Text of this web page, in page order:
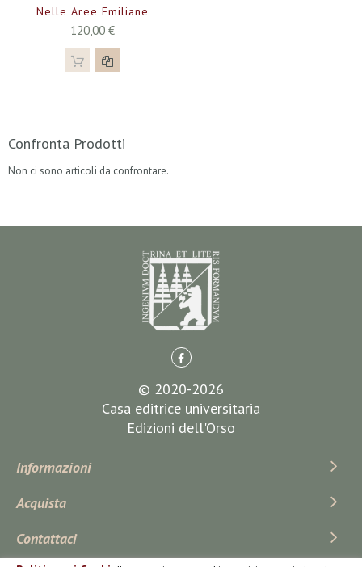
Nelle Aree Emiliane
120,00 €
Confronta Prodotti
Non ci sono articoli da confrontare.
© 2020-2026
Casa editrice universitaria
Edizioni dell'Orso
Informazioni
Acquista
Contattaci